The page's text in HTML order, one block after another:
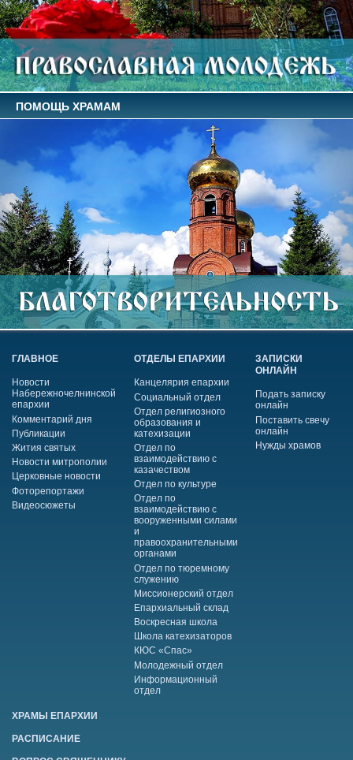
ПОМОЩЬ ХРАМАМ
ГЛАВНОЕ
Новости
Набережночелнинской
епархии
Комментарий дня
Публикации
Жития святых
Новости митрополии
Церковные новости
Фоторепортажи
Видеосюжеты
ОТДЕЛЫ ЕПАРХИИ
Канцелярия епархии
Социальный отдел
Отдел религиозного
образования и
катехизации
Отдел по
взаимодействию с
казачеством
Отдел по культуре
Отдел по
взаимодействию с
вооруженными силами
и
правоохранительными
органами
Отдел по тюремному
служению
Миссионерский отдел
Епархиальный склад
Воскресная школа
Школа катехизаторов
КЮС «Спас»
Молодежный отдел
Информационный
отдел
ЗАПИСКИ
ОНЛАЙН
Подать записку
онлайн
Поставить свечу
онлайн
Нужды храмов
ХРАМЫ ЕПАРХИИ
РАСПИСАНИЕ